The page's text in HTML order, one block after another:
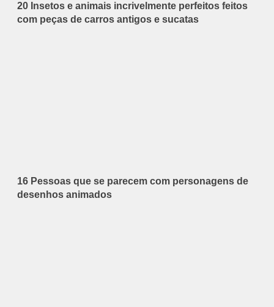
20 Insetos e animais incrivelmente perfeitos feitos
com peças de carros antigos e sucatas
16 Pessoas que se parecem com personagens de
desenhos animados